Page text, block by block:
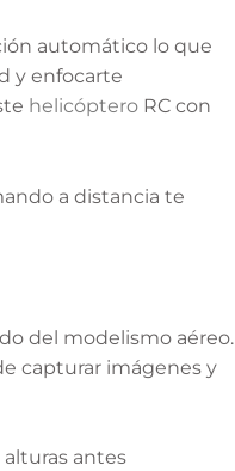
automático lo que
y enfocarte
helicópteroRC con
a distancia te
del modelismo aéreo.
capturar imágenes y
antes